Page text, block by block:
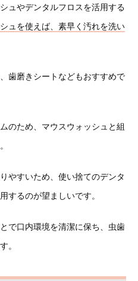
ュやデンタルフロスを活用する
ュを使えば、素早く汚れを洗い
歯磨きシートなどもおすすめで
のため、マウスウォッシュと組
やすいため、使い捨てのデンタ
するのが望ましいです。
で口内環境を清潔に保ち、虫歯
。